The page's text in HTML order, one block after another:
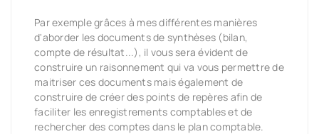
Par exemple grâces à mes différentes manières
d'aborder les documents de synthèses (bilan,
compte de résultat...), il vous sera évident de
construire un raisonnement qui va vous permettre de
maitriser ces documents mais également de
construire de créer des points de repères afin de
faciliter les enregistrements comptables et de
rechercher des comptes dans le plan comptable.